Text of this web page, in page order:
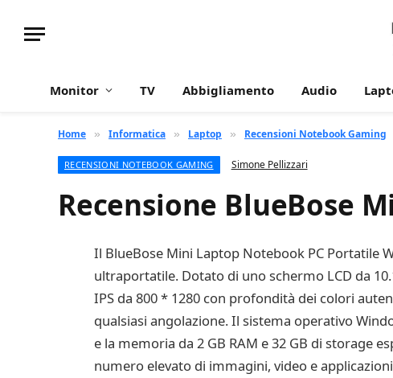
Monitor TV Abbigliamento Audio
Home » Informatica » Laptop » Recensioni Notebook Gaming
RECENSIONI NOTEBOOK GAMING Simone Pellizzari
Recensione BlueBose
Il BlueBose Mini Laptop Notebook PC Portatile
ultraportatile. Dotato di uno schermo LCD da
IPS da 800 * 1280 con profondità dei colori
qualsiasi angolazione. Il sistema operativo
e la memoria da 2 GB RAM e 32 GB di storage
numero elevato di immagini, video e